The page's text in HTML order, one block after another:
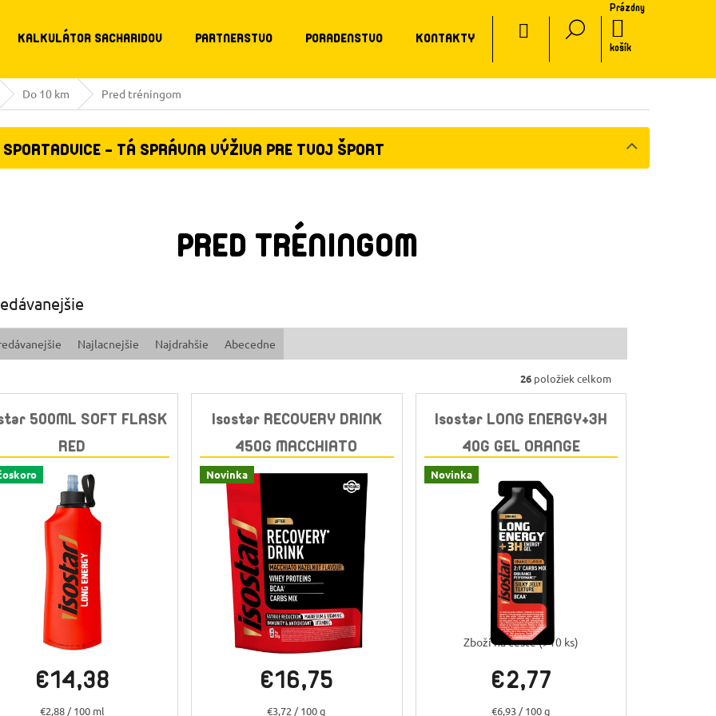
KALKULÁTOR SACHARIDOV PARTNERSTVO PORADENSTVO KONTAKTY
Prázdny
košík
Do 10 km Pred tréningom
SPORTADVICE - TÁ SPRÁVNA VÝŽIVA PRE TVOJ ŠPORT
PRED TRÉNINGOM
Najlacnejšie Najdrahšie Abecedne
26položiek celkom
500ML SOFT FLASK
RED
Skladem(>10 ks)
€14,38
Jednotková
€2,88 / 100 ml
Isostar RECOVERY DRINK
450G MACCHIATO
HAZELNUT
Novinka
Skladem(>10 ks)
€16,75
Jednotková
€3,72 / 100 g
Isostar LONG ENERGY+3H
40G GEL ORANGE
Novinka
Zboží na cestě(>10 ks)
€2,77
Jednotková
€6,93 / 100 g